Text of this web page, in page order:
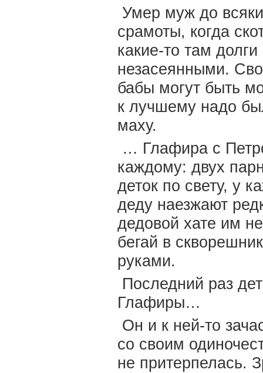
Умер муж до
срамоты, когда
какие-то там
незасеянными.
бабы могут быть
к лучшему надо
маху.
… Глафира с
каждому: двух
деток по свету, у
деду наезжают
дедовой хате им
бегай в
руками.
Последний раз
Глафиры…
Он и к ней-то
со своим
не притерпелась.